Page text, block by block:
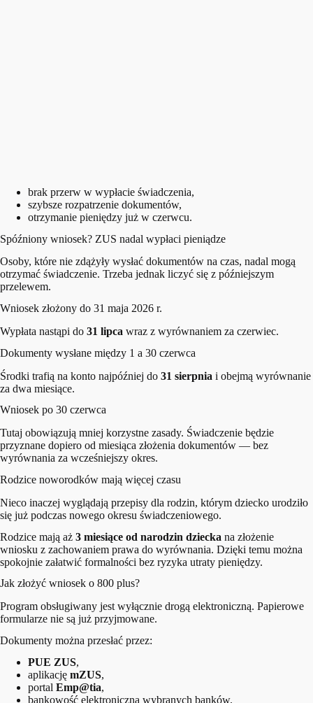
brak przerw w wypłacie świadczenia,
szybsze rozpatrzenie dokumentów,
otrzymanie pieniędzy już w czerwcu.
Spóźniony wniosek? ZUS nadal wypłaci pieniądze
Osoby, które nie zdążyły wysłać dokumentów na czas, nadal mogą
otrzymać świadczenie. Trzeba jednak liczyć się z późniejszym
przelewem.
Wniosek złożony do 31 maja 2026 r.
Wypłata nastąpi do 31 lipca wraz z wyrównaniem za czerwiec.
Dokumenty wysłane między 1 a 30 czerwca
Środki trafią na konto najpóźniej do 31 sierpnia i obejmą wyrównanie
za dwa miesiące.
Wniosek po 30 czerwca
Tutaj obowiązują mniej korzystne zasady. Świadczenie będzie
przyznane dopiero od miesiąca złożenia dokumentów — bez
wyrównania za wcześniejszy okres.
Rodzice noworodków mają więcej czasu
Nieco inaczej wyglądają przepisy dla rodzin, którym dziecko urodziło
się już podczas nowego okresu świadczeniowego.
Rodzice mają aż 3 miesiące od narodzin dziecka na złożenie
wniosku z zachowaniem prawa do wyrównania. Dzięki temu można
spokojnie załatwić formalności bez ryzyka utraty pieniędzy.
Jak złożyć wniosek o 800 plus?
Program obsługiwany jest wyłącznie drogą elektroniczną. Papierowe
formularze nie są już przyjmowane.
Dokumenty można przesłać przez:
PUE ZUS,
aplikację mZUS,
portal Emp@tia,
bankowość elektroniczną wybranych banków.